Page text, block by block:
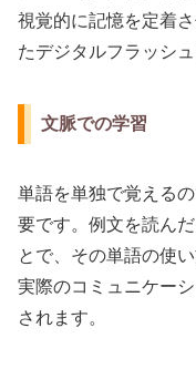
視覚的に記憶を定着
たデジタルフラッシ
文脈での学習
単語を単独で覚える
要です。例文を読ん
とで、その単語の使
実際のコミュニケー
されます。